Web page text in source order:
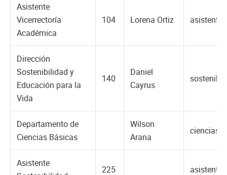
Asistente
Vicerrectoría
Académica
104 Lorena Ortiz
Dirección
Sostenibilidad y
Educación para la
Vida
140
Daniel
Cayrus
Departamento de
Ciencias Básicas
Wilson
Arana
Asistente
225